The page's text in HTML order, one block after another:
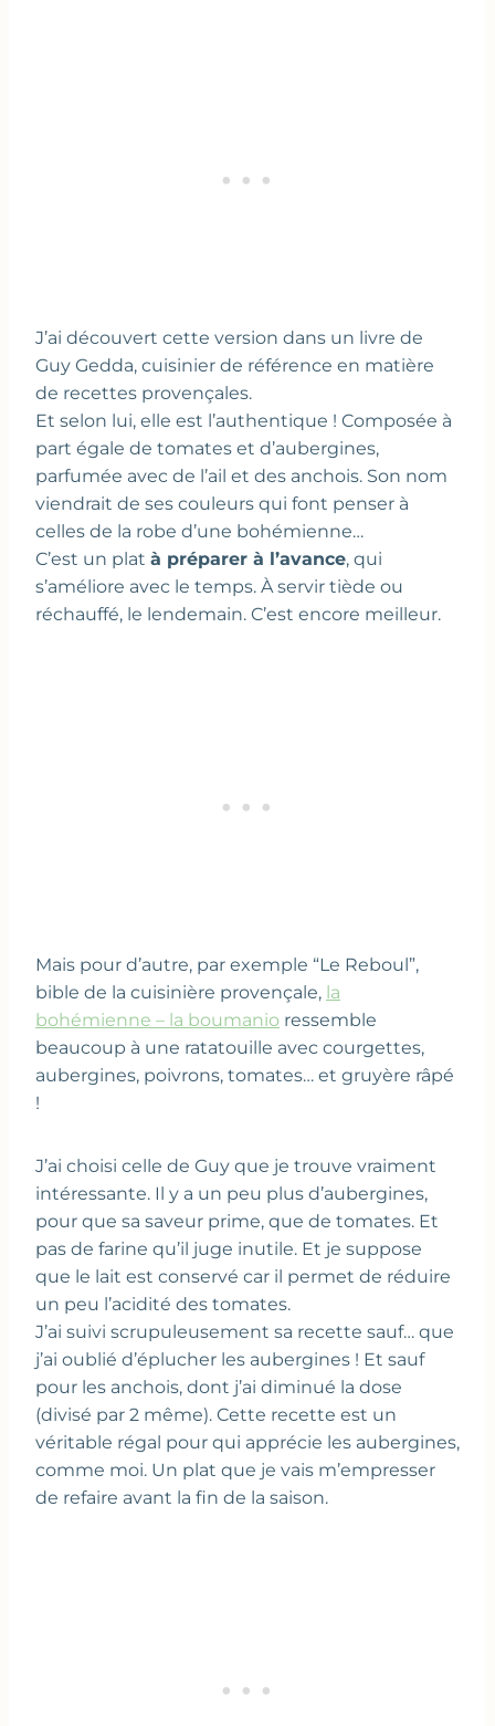
J’ai découvert cette version dans un livre de
Guy Gedda, cuisinier de référence en matière
de recettes provençales.
Et selon lui, elle est l’authentique ! Composée à
part égale de tomates et d’aubergines,
parfumée avec de l’ail et des anchois. Son nom
viendrait de ses couleurs qui font penser à
celles de la robe d’une bohémienne…
C’est un plat à préparer à l’avance, qui
s’améliore avec le temps. À servir tiède ou
réchauffé, le lendemain. C’est encore meilleur.
Mais pour d’autre, par exemple “Le Reboul”,
bible de la cuisinière provençale, la
bohémienne – la boumanio ressemble
beaucoup à une ratatouille avec courgettes,
aubergines, poivrons, tomates… et gruyère râpé
!
J’ai choisi celle de Guy que je trouve vraiment
intéressante. Il y a un peu plus d’aubergines,
pour que sa saveur prime, que de tomates. Et
pas de farine qu’il juge inutile. Et je suppose
que le lait est conservé car il permet de réduire
un peu l’acidité des tomates.
J’ai suivi scrupuleusement sa recette sauf… que
j’ai oublié d’éplucher les aubergines ! Et sauf
pour les anchois, dont j’ai diminué la dose
(divisé par 2 même). Cette recette est un
véritable régal pour qui apprécie les aubergines,
comme moi. Un plat que je vais m’empresser
de refaire avant la fin de la saison.